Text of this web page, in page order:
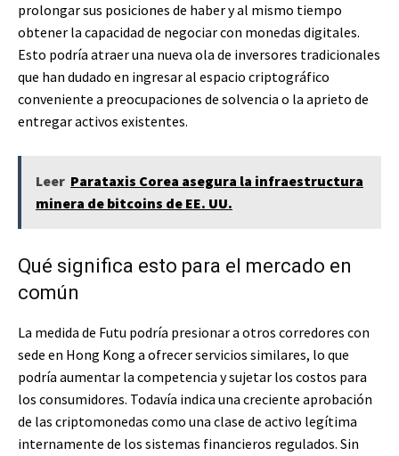
prolongar sus posiciones de haber y al mismo tiempo
obtener la capacidad de negociar con monedas digitales.
Esto podría atraer una nueva ola de inversores tradicionales
que han dudado en ingresar al espacio criptográfico
conveniente a preocupaciones de solvencia o la aprieto de
entregar activos existentes.
Leer Parataxis Corea asegura la infraestructura
minera de bitcoins de EE. UU.
Qué significa esto para el mercado en
común
La medida de Futu podría presionar a otros corredores con
sede en Hong Kong a ofrecer servicios similares, lo que
podría aumentar la competencia y sujetar los costos para
los consumidores. Todavía indica una creciente aprobación
de las criptomonedas como una clase de activo legítima
internamente de los sistemas financieros regulados. Sin